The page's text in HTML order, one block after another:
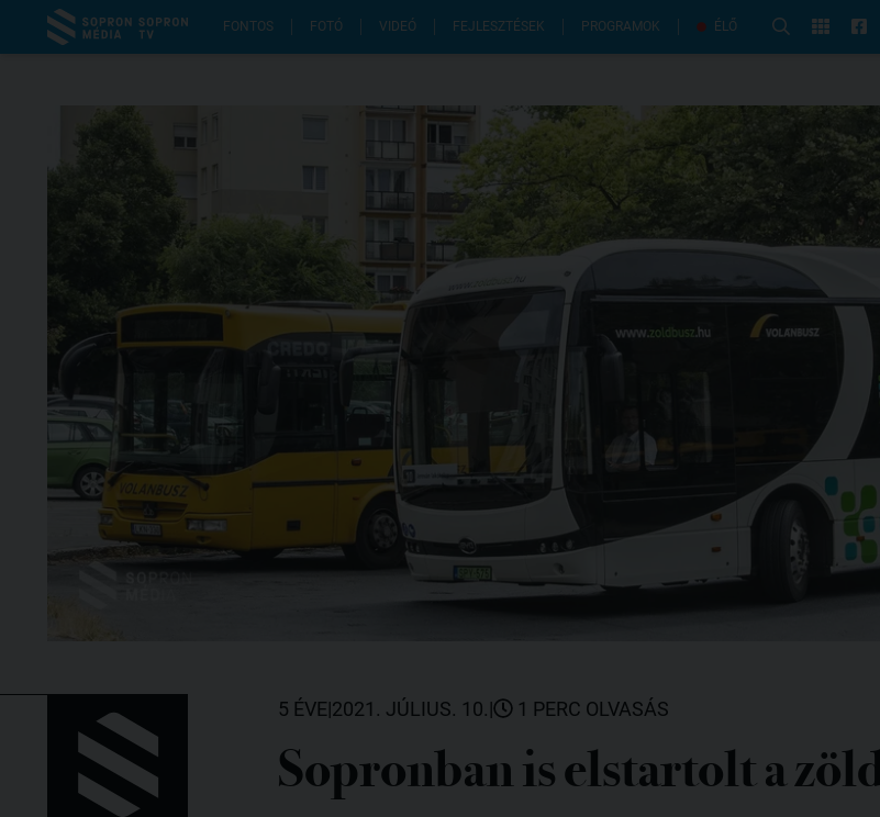
FONTOS FOTÓ VIDEÓ FEJLESZTÉSEK PROGRAMOK ÉLŐ
5 ÉVE|2021. JÚLIUS. 10.| 1 PERC OLVASÁS
Sopronban is elstartolt a